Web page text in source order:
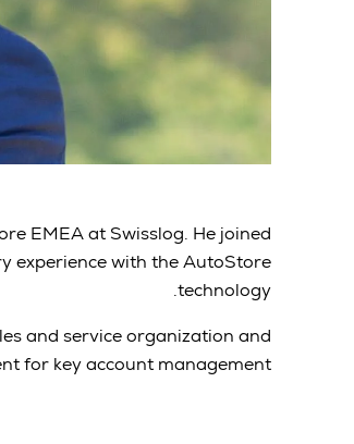
EMEA at Swisslog. He joined
experience with the AutoStore
technology.
and service organization and
for key account management.